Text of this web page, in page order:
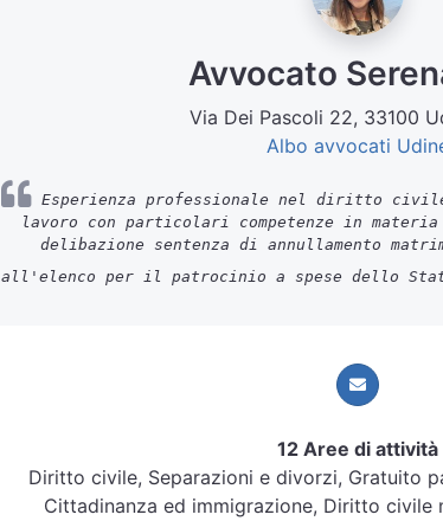
Avvocato
Via Dei Pascoli 22, 33100
Albo avvocati
Esperienza professionale nel diritto
lavoro con particolari competenze in
delibazione sentenza di annullamento
all'elenco per il patrocinio a spese dello
12 Aree di attività
Diritto civile, Separazioni e divorzi, Gratuito
Cittadinanza ed immigrazione, Diritto civile